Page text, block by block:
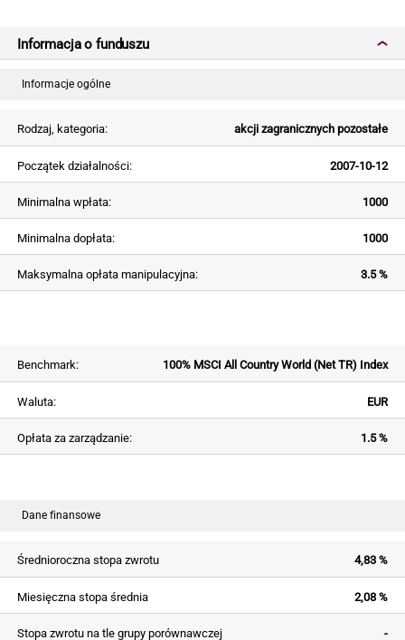
Informacja o funduszu
Informacje ogólne
Rodzaj, kategoria: akcji zagranicznych pozostałe
Początek działalności: 2007-10-12
Minimalna wpłata: 1000
Minimalna dopłata: 1000
Maksymalna opłata manipulacyjna: 3.5 %
Benchmark: 100% MSCI All Country World (Net TR) Index
Waluta: EUR
Opłata za zarządzanie: 1.5 %
Dane finansowe
Średnioroczna stopa zwrotu 4,83 %
Miesięczna stopa średnia 2,08 %
Stopa zwrotu na tle grupy porównawczej -